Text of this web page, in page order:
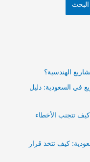
البحث
الهندسية؟
في السعودية: دليل
تتجنب الأخطاء
كيف تتخذ قرار